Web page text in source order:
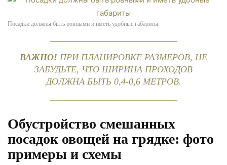
Посадки должны быть ровными и иметь удобные габариты
ВАЖНО! ПРИ ПЛАНИРОВКЕ РАЗМЕРОВ, НЕ
ЗАБУДЬТЕ, ЧТО ШИРИНА ПРОХОДОВ
ДОЛЖНА БЫТЬ 0,4-0,6 МЕТРОВ.
Обустройство смешанных
посадок овощей на грядке: фото
примеры и схемы